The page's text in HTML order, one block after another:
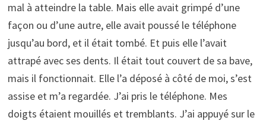
mal à atteindre la table. Mais elle avait grimpé d’une
façon ou d’une autre, elle avait poussé le téléphone
jusqu’au bord, et il était tombé. Et puis elle l’avait
attrapé avec ses dents. Il était tout couvert de sa bave,
mais il fonctionnait. Elle l’a déposé à côté de moi, s’est
assise et m’a regardée. J’ai pris le téléphone. Mes
doigts étaient mouillés et tremblants. J’ai appuyé sur le